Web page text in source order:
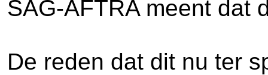
SAG-AFTRA meent dat
De reden dat dit nu ter